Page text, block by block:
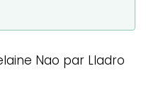
Nao par Lladro